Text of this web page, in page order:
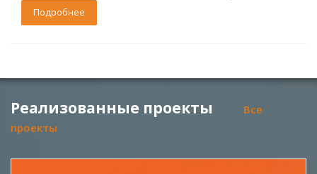
Подробнее
Реализованные проекты
Все
проекты